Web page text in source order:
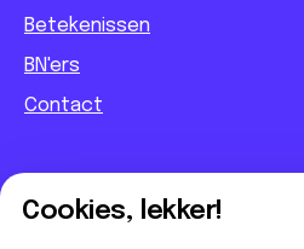
Betekenissen
BN'ers
Contact
Informatief
Cookies, lekker!